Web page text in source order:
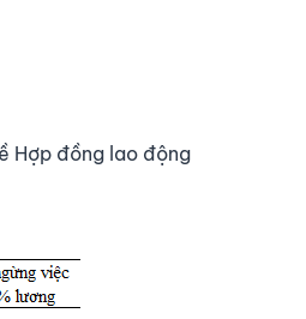
Hợp đồng lao động